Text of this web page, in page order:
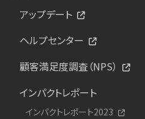
アップデート
ヘルプセンター
顧客満足度調査（NPS）
インパクトレポート
インパクトレポート2023